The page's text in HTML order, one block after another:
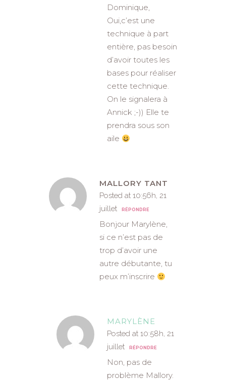
Dominique,
Oui,c’est une
technique à part
entière, pas besoin
d’avoir toutes les
bases pour réaliser
cette technique.
On le signalera à
Annick ;-)) Elle te
prendra sous son
aile
MALLORY TANT
Posted at 10:56h, 21
juillet
RÉPONDRE
Bonjour Marylène,
si ce n’est pas de
trop d’avoir une
autre débutante, tu
peux m’inscrire
MARYLÈNE
Posted at 10:58h, 21
juillet
RÉPONDRE
Non, pas de
problème Mallory.